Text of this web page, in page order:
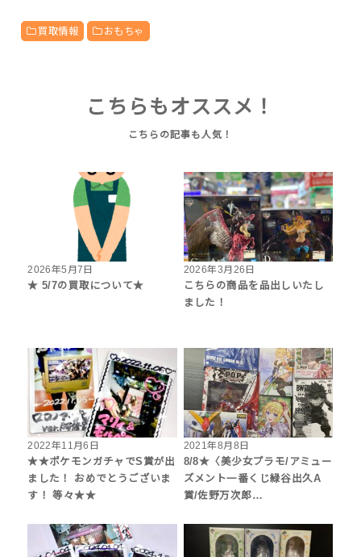
買取情報 おもちゃ
こちらもオススメ！
2026年5月7日
★ 5/7の買取について★
2026年3月26日
こちらの商品を品出しいたし
ました！
2022年11月6日
★★ポケモンガチャでS賞が出
ました！ おめでとうございま
す！ 等々★★
2021年8月8日
8/8★〈美少女プラモ/アミュー
ズメント一番くじ緑谷出久A
賞/佐野万次郎…